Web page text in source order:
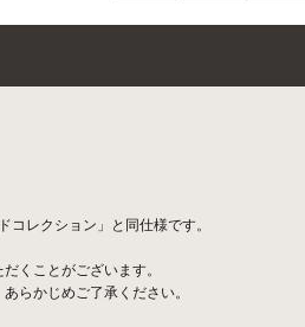
レクション」と同仕様です。
くことがございます。
らかじめご了承ください。